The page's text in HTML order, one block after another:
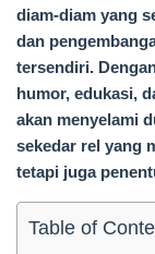
diam-diam yang
dan
tersendiri.
humor, edukasi,
akan menyelami
sekedar rel yang
tetapi juga
Table of